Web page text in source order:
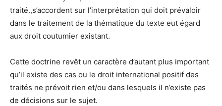
traité.,s’accordent sur l’interprétation qui doit prévaloir
dans le traitement de la thématique du texte eut égard
aux droit coutumier existant.
Cette doctrine revêt un caractère d’autant plus important
qu’il existe des cas ou le droit international positif des
traités ne prévoit rien et/ou dans lesquels il n’existe pas
de décisions sur le sujet.